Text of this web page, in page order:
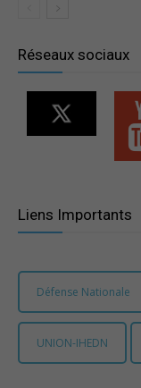
Réseaux sociaux
Liens Importants
Défense Nationale
UNION-IHEDN